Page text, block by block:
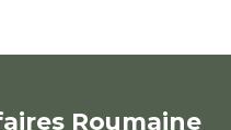
Roumaine